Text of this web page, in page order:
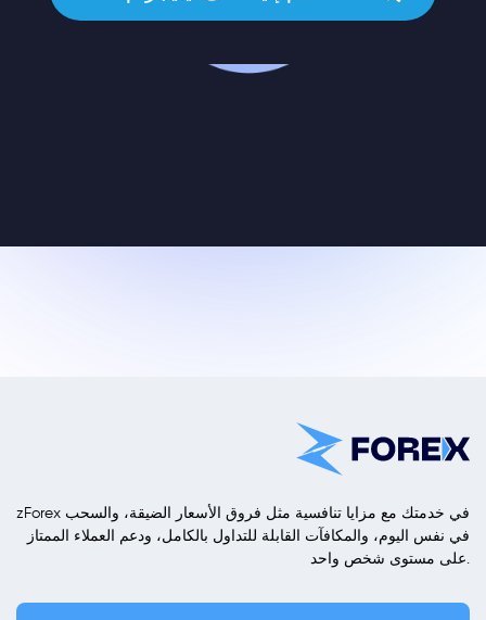
zForex في خدمتك مع مزايا تنافسية مثل فروق الأسعار الضيقة، والسحب
في نفس اليوم، والمكافآت القابلة للتداول بالكامل، ودعم العملاء الممتاز
على مستوى شخص واحد.